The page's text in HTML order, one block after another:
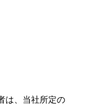
は、当社所定の